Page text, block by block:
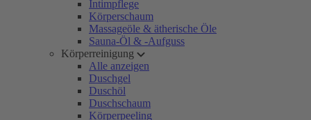
Intimpflege
Körperschaum
Massageöle & ätherische Öle
Sauna-Öl & -Aufguss
Körperreinigung
Alle anzeigen
Duschgel
Duschöl
Duschschaum
Körperpeeling